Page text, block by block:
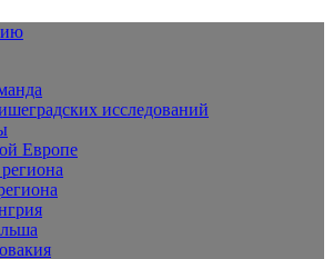
Европа
исследований
Европе